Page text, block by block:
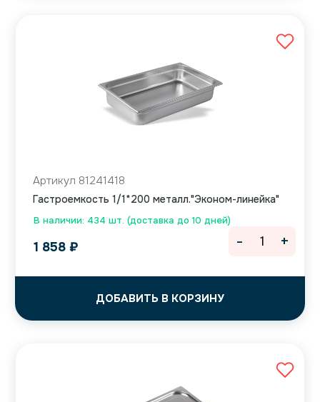
В наличии: 434 шт. (доставка до 10 дней)
Артикул 81241418
Гастроемкость 1/1*200 металл."Эконом-линейка"
1 858 ₽
ДОБАВИТЬ В КОРЗИНУ
- +